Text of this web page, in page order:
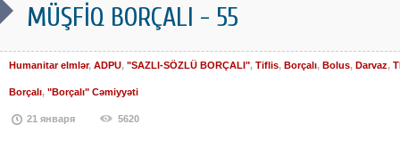
MÜŞFİQ BORÇALI - 55
Humanitar elmlər, ADPU, "SAZLI-SÖZLÜ BORÇALI", Tiflis, Borçalı, Bolus, Darvaz,
Borçalı, "Borçalı" Cəmiyyəti
21 января 5620